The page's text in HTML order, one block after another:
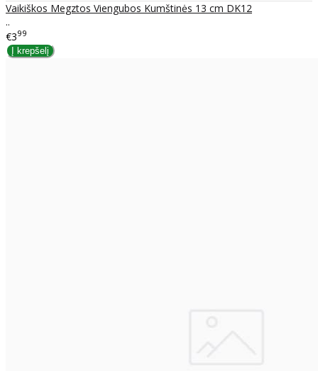
Vaikiškos Megztos Viengubos Kumštinės 13 cm DK12
..
€399